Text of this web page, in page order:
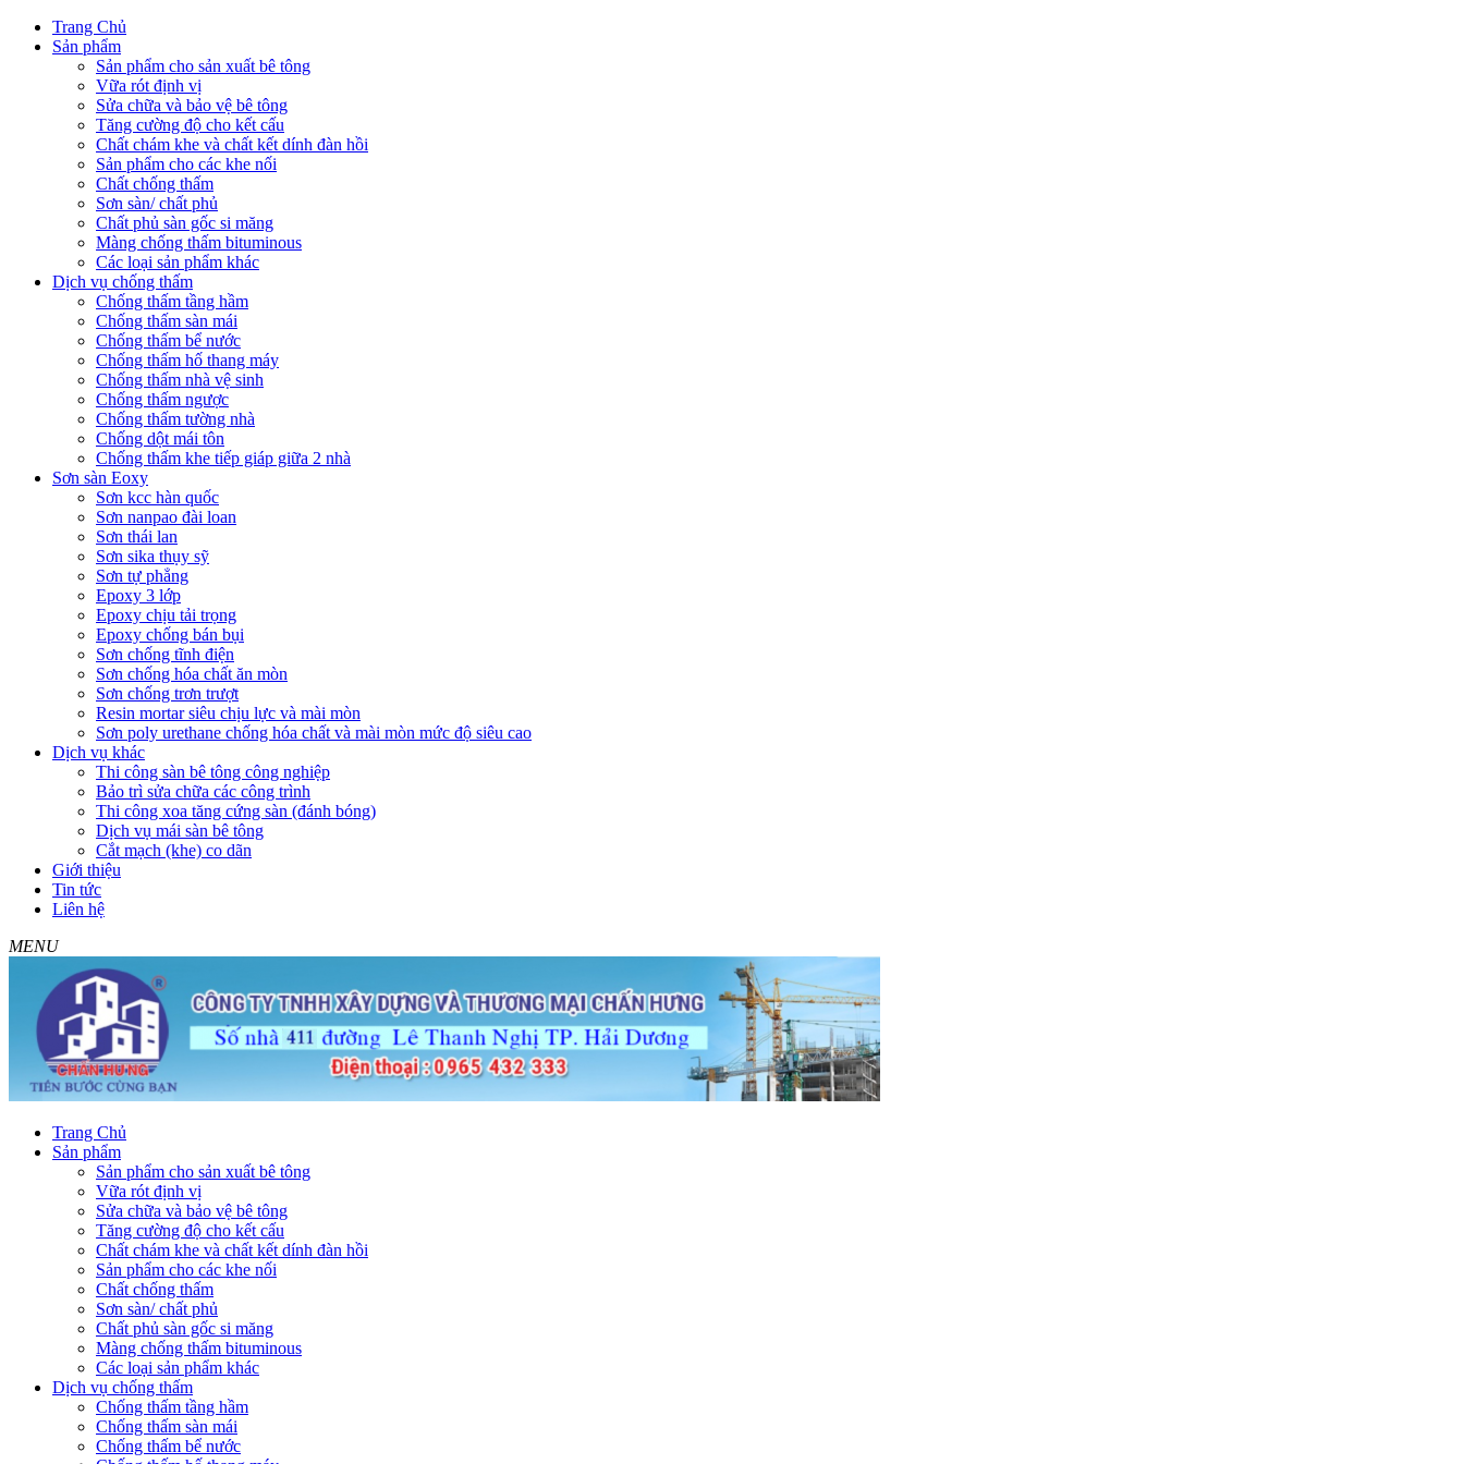
Trang Chủ
Sản phẩm
Sản phẩm cho sản xuất bê tông
Vữa rót định vị
Sửa chữa và bảo vệ bê tông
Tăng cường độ cho kết cấu
Chất chám khe và chất kết dính đàn hồi
Sản phẩm cho các khe nối
Chất chống thấm
Sơn sàn/ chất phủ
Chất phủ sàn gốc si măng
Màng chống thấm bituminous
Các loại sản phẩm khác
Dịch vụ chống thấm
Chống thấm tầng hầm
Chống thấm sàn mái
Chống thấm bể nước
Chống thấm hố thang máy
Chống thấm nhà vệ sinh
Chống thấm ngược
Chống thấm tường nhà
Chống dột mái tôn
Chống thấm khe tiếp giáp giữa 2 nhà
Sơn sàn Eoxy
Sơn kcc hàn quốc
Sơn nanpao đài loan
Sơn thái lan
Sơn sika thụy sỹ
Sơn tự phẳng
Epoxy 3 lớp
Epoxy chịu tải trọng
Epoxy chống bán bụi
Sơn chống tĩnh điện
Sơn chống hóa chất ăn mòn
Sơn chống trơn trượt
Resin mortar siêu chịu lực và mài mòn
Sơn poly urethane chống hóa chất và mài mòn mức độ siêu cao
Dịch vụ khác
Thi công sàn bê tông công nghiệp
Bảo trì sửa chữa các công trình
Thi công xoa tăng cứng sàn (đánh bóng)
Dịch vụ mái sàn bê tông
Cắt mạch (khe) co dãn
Giới thiệu
Tin tức
Liên hệ
MENU
Trang Chủ
Sản phẩm
Sản phẩm cho sản xuất bê tông
Vữa rót định vị
Sửa chữa và bảo vệ bê tông
Tăng cường độ cho kết cấu
Chất chám khe và chất kết dính đàn hồi
Sản phẩm cho các khe nối
Chất chống thấm
Sơn sàn/ chất phủ
Chất phủ sàn gốc si măng
Màng chống thấm bituminous
Các loại sản phẩm khác
Dịch vụ chống thấm
Chống thấm tầng hầm
Chống thấm sàn mái
Chống thấm bể nước